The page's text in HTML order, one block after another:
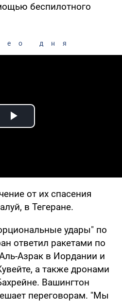
беспилотного
дня
Play Video
от их спасения
в Тегеране.
удары" по
ответил ракетами по
Азрак в Иордании и
а также дронами
Вашингтон
переговорам. "Мы